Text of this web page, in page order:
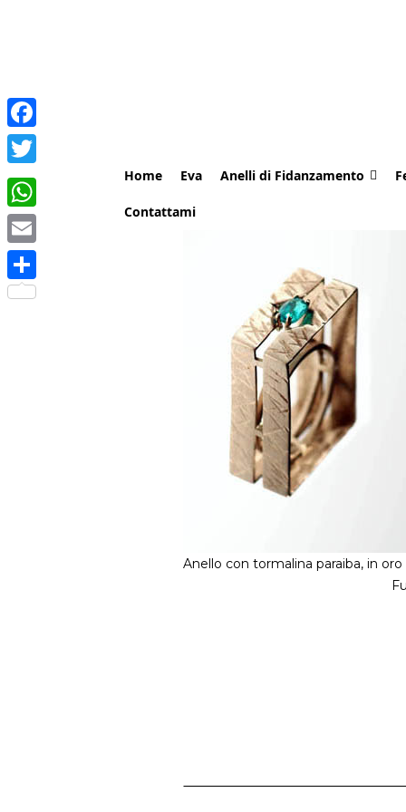
Home Eva Anelli di Fidanzamento
Contattami
Anello con tormalina paraiba, in
Facebook
Twitter
WhatsApp
Email
Share